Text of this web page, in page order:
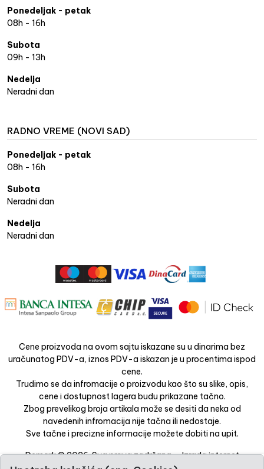
Ponedeljak - petak
08h - 16h
Subota
09h - 13h
Nedelja
Neradni dan
RADNO VREME (NOVI SAD)
Ponedeljak - petak
08h - 16h
Subota
Neradni dan
Nedelja
Neradni dan
Cene proizvoda na ovom sajtu iskazane su u dinarima bez
uračunatog PDV-a, iznos PDV-a iskazan je u procentima ispod
cene.
Trudimo se da infromacije o proizvodu kao što su slike, opis,
cene i dostupnost lagera budu prikazane tačno.
Zbog prevelikog broja artikala može se desiti da neka od
navedenih infromacija nije tačna ili nedostaje.
Sve tačne i precizne informacije možete dobiti na upit.
Demark © 2026. Sva prava zadržana. -Izrada internet